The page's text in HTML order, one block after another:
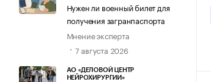
Нужен ли военный билет для
получения загранпаспорта
Мнение эксперта
7 августа 2026
АО «ДЕЛОВОЙ ЦЕНТР
НЕЙРОХИРУРГИИ»